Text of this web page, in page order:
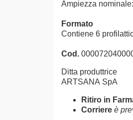
Ampiezza
Formato
Contiene 6
Cod.
Ditta produttrice
ARTSANA SpA
Ritiro in
Corriere